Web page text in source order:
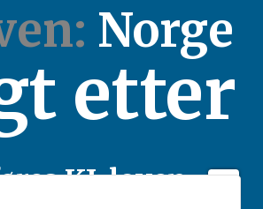
Norge
etter
KI-loven